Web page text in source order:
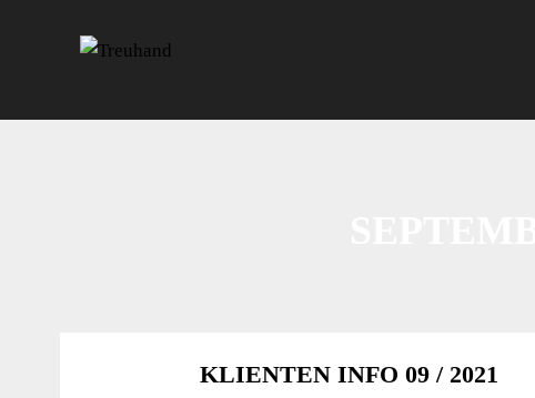
KLIENTEN INFO 09 / 2021